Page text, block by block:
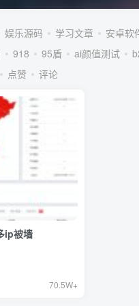
娱乐源码 学习文章
安卓软
918 95盾 ai颜值测试
点赞 评论
ip被墙
70.5W+